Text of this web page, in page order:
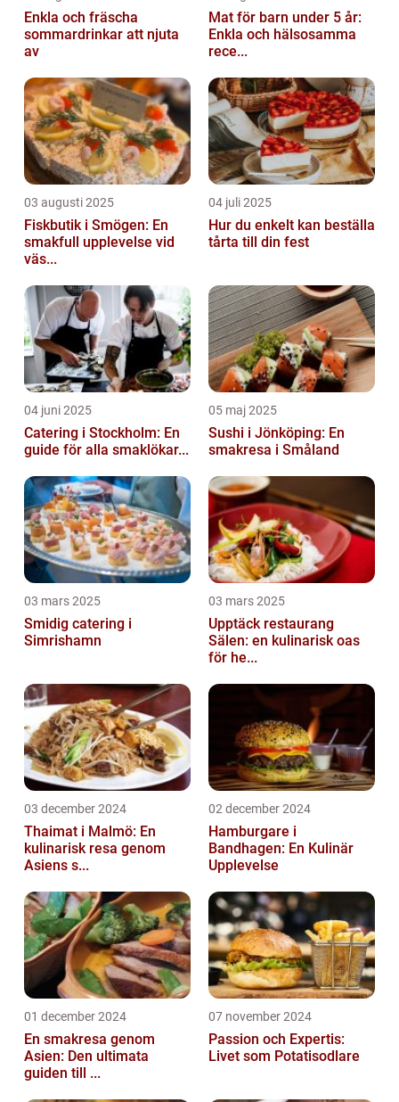
Enkla och fräscha
sommardrinkar att njuta
av
Mat för barn under 5 år:
Enkla och hälsosamma
rece...
03 augusti 2025
Fiskbutik i Smögen: En
smakfull upplevelse vid
väs...
04 juli 2025
Hur du enkelt kan beställa
tårta till din fest
04 juni 2025
Catering i Stockholm: En
guide för alla smaklökar...
05 maj 2025
Sushi i Jönköping: En
smakresa i Småland
03 mars 2025
Smidig catering i
Simrishamn
03 mars 2025
Upptäck restaurang
Sälen: en kulinarisk oas
för he...
03 december 2024
Thaimat i Malmö: En
kulinarisk resa genom
Asiens s...
02 december 2024
Hamburgare i
Bandhagen: En Kulinär
Upplevelse
01 december 2024
En smakresa genom
Asien: Den ultimata
guiden till ...
07 november 2024
Passion och Expertis:
Livet som Potatisodlare